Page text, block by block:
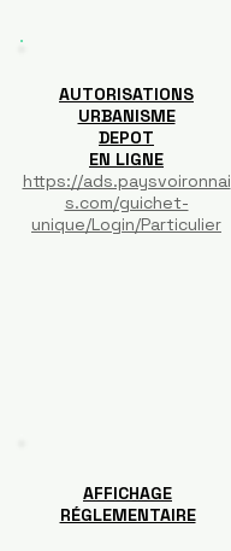
AFFICHAGE
RÉGLEMENTAIRE
AUTORISATIONS
URBANISME
DEPOT
EN LIGNE
https://ads.paysvoironnai
s.com/guichet-
unique/Login/Particulier